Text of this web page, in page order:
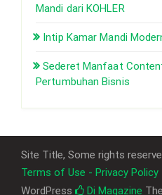
Mandi dari KOHLER
Intip Kamar Mandi
Sederet Manfaat
Pertumbuhan Bisnis
Site Title, Some rights
Terms of Use - Privacy Policy
WordPress
Di Magazine